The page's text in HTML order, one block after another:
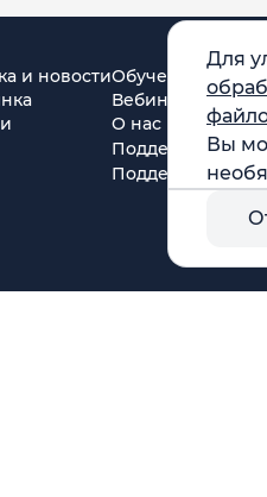
Для
Вы
и новостиОбучение
Вебинары
О нас
Поддержка в
Поддержка в